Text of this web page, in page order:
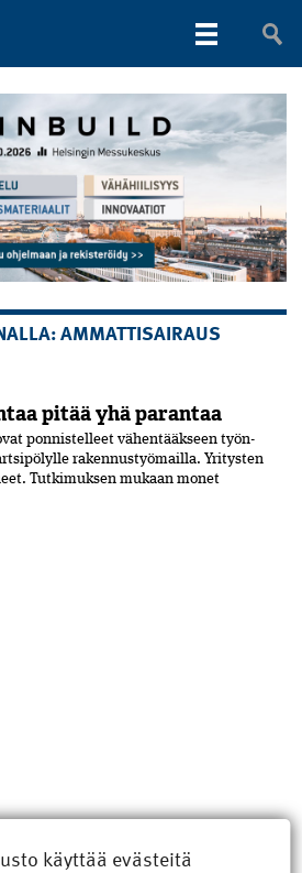
AMMATTISAIRAUS
pitää yhä parantaa
ponnistelleet vähentääkseen työn­
rakennus­työmailla. Yritysten
Tutkimuksen mukaan monet
käyttää evästeitä